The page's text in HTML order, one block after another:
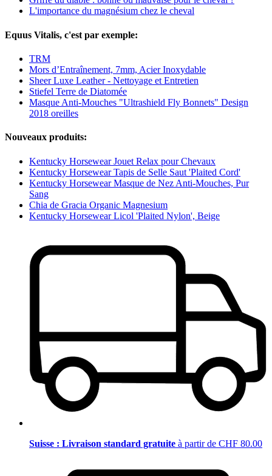
L'importance du magnésium chez le cheval
Equus Vitalis, c'est par exemple:
TRM
Mors d’Entraînement, 7mm, Acier Inoxydable
Sheer Luxe Leather - Nettoyage et Entretien
Stiefel Terre de Diatomée
Masque Anti-Mouches "Ultrashield Fly Bonnets" Design
2018 oreilles
Nouveaux produits:
Kentucky Horsewear Jouet Relax pour Chevaux
Kentucky Horsewear Tapis de Selle Saut 'Plaited Cord'
Kentucky Horsewear Masque de Nez Anti-Mouches, Pur
Sang
Chia de Gracia Organic Magnesium
Kentucky Horsewear Licol 'Plaited Nylon', Beige
Suisse : Livraison standard gratuite à partir de CHF 80.00